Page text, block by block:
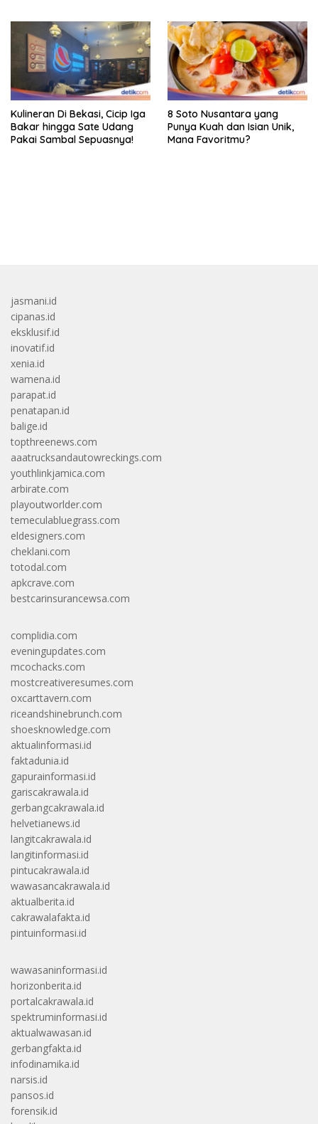
Kulineran Di Bekasi, Cicip Iga
Bakar hingga Sate Udang
Pakai Sambal Sepuasnya!
8 Soto Nusantara yang
Punya Kuah dan Isian Unik,
Mana Favoritmu?
jasmani.id
cipanas.id
eksklusif.id
inovatif.id
xenia.id
wamena.id
parapat.id
penatapan.id
balige.id
topthreenews.com
aaatrucksandautowreckings.com
youthlinkjamica.com
arbirate.com
playoutworlder.com
temeculabluegrass.com
eldesigners.com
cheklani.com
totodal.com
apkcrave.com
bestcarinsurancewsa.com
complidia.com
eveningupdates.com
mcochacks.com
mostcreativeresumes.com
oxcarttavern.com
riceandshinebrunch.com
shoesknowledge.com
aktualinformasi.id
faktadunia.id
gapurainformasi.id
gariscakrawala.id
gerbangcakrawala.id
helvetianews.id
langitcakrawala.id
langitinformasi.id
pintucakrawala.id
wawasancakrawala.id
aktualberita.id
cakrawalafakta.id
pintuinformasi.id
wawasaninformasi.id
horizonberita.id
portalcakrawala.id
spektruminformasi.id
aktualwawasan.id
gerbangfakta.id
infodinamika.id
narsis.id
pansos.id
forensik.id